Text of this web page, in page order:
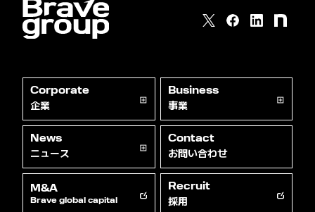
Corporate
企業
Business
事業
News
ニュース
Contact
お問い合わせ
M&A
Brave global capital
Recruit
採用